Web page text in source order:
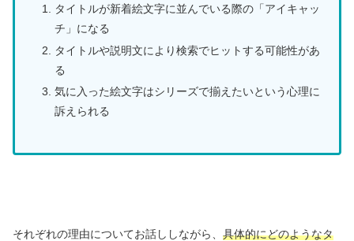
タイトルが新着絵文字に並んでいる際の「アイキャッ
チ」になる
タイトルや説明文により検索でヒットする可能性があ
る
気に入った絵文字はシリーズで揃えたいという心理に
訴えられる
それぞれの理由についてお話ししながら、 具体的にどのようなタ